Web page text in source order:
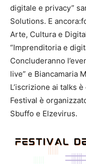
digitale e privacy”
Solutions. E
Arte, Cultura e
“Imprenditoria e
Concluderanno
live” e Biancamaria
L’iscrizione ai talks
Festival è
Sbuffo e Elzevirus.